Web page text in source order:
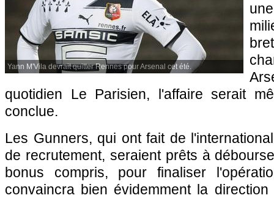
Yann M'Vila devrait quitter Rennes pour Arsenal cet été.
quotidien Le Parisien, l'affaire serait
conclue.
Les Gunners, qui ont fait de
de recrutement, seraient prêts à
bonus compris, pour finaliser
convaincra bien évidemment la